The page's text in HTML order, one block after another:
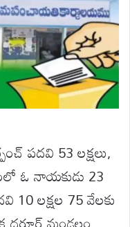
పదవి 53 లక్షలు,
ఓ నాయకుడు 23
10 లక్షల 75 వేలకు